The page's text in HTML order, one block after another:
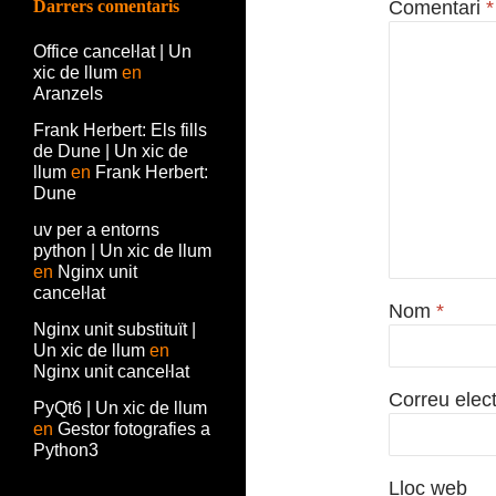
Comentari *
Nom *
Correu
Lloc web
Darrers comentaris
Office canceŀlat | Un
xic de llum en
Aranzels
Frank Herbert: Els fills
de Dune | Un xic de
llum en Frank Herbert:
Dune
uv per a entorns
python | Un xic de llum
en Nginx unit
canceŀlat
Nginx unit substituït |
Un xic de llum en
Nginx unit canceŀlat
PyQt6 | Un xic de llum
en Gestor fotografies a
Python3